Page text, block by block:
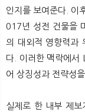
인지를 보여준다. 이
017년 성전 건물을
의 대외적 영향력과
다. 이러한 맥락에서
어 상징성과 전략성
실제로 한 내부 제